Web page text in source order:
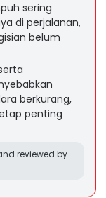
sering
di perjalanan,
belum
berkurang,
penting
reviewed by